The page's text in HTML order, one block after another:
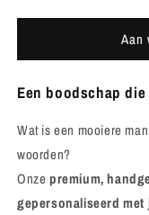
Aan
Een boodschap
Wat is een mooiere
woorden?
Onzepremium,
gepersonaliseerd